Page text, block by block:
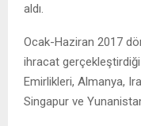
aldı.
Ocak-Haziran 2017
ihracat gerçekleştirdiği
Emirlikleri, Almanya,
Singapur ve